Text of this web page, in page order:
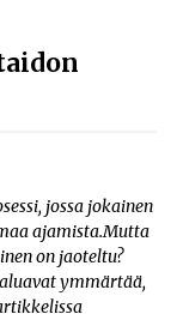
jossa jokainen
ajamista.Mutta
on jaoteltu?
ymmärtää,